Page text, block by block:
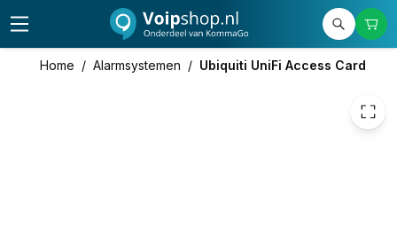
Home / Alarmsystemen / Ubiquiti UniFi Access Card
excl. btw
incl. btw